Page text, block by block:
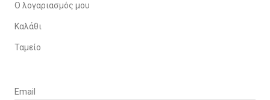
Ο λογαριασμός μου
Καλάθι
Ταμείο
Email